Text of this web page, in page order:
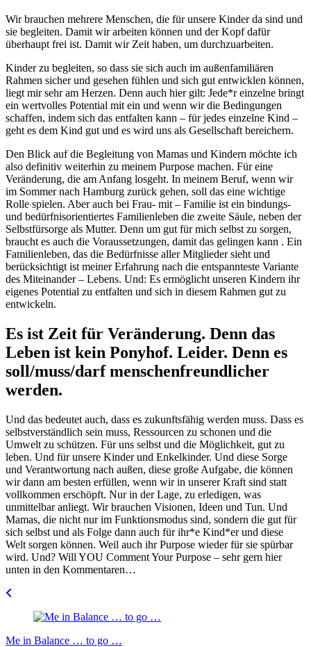
Wir brauchen mehrere Menschen, die für unsere Kinder da sind und
sie begleiten. Damit wir arbeiten können und der Kopf dafür
überhaupt frei ist. Damit wir Zeit haben, um durchzuarbeiten.
Kinder zu begleiten, so dass sie sich auch im außenfamiliären
Rahmen sicher und gesehen fühlen und sich gut entwicklen können,
liegt mir sehr am Herzen. Denn auch hier gilt: Jede*r einzelne bringt
ein wertvolles Potential mit ein und wenn wir die Bedingungen
schaffen, indem sich das entfalten kann – für jedes einzelne Kind –
geht es dem Kind gut und es wird uns als Gesellschaft bereichern.
Den Blick auf die Begleitung von Mamas und Kindern möchte ich
also definitiv weiterhin zu meinem Purpose machen. Für eine
Veränderung, die am Anfang losgeht. In meinem Beruf, wenn wir
im Sommer nach Hamburg zurück gehen, soll das eine wichtige
Rolle spielen. Aber auch bei Frau- mit – Familie ist ein bindungs-
und bedürfnisorientiertes Familienleben die zweite Säule, neben der
Selbstfürsorge als Mutter. Denn um gut für mich selbst zu sorgen,
braucht es auch die Voraussetzungen, damit das gelingen kann . Ein
Familienleben, das die Bedürfnisse aller Mitglieder sieht und
berücksichtigt ist meiner Erfahrung nach die entspannteste Variante
des Miteinander – Lebens. Und: Es ermöglicht unseren Kindern ihr
eigenes Potential zu entfalten und sich in diesem Rahmen gut zu
entwickeln.
Es ist Zeit für Veränderung. Denn das
Leben ist kein Ponyhof. Leider. Denn es
soll/muss/darf menschenfreundlicher
werden.
Und das bedeutet auch, dass es zukunftsfähig werden muss. Dass es
selbstverständlich sein muss, Ressourcen zu schonen und die
Umwelt zu schützen. Für uns selbst und die Möglichkeit, gut zu
leben. Und für unsere Kinder und Enkelkinder. Und diese Sorge
und Verantwortung nach außen, diese große Aufgabe, die können
wir dann am besten erfüllen, wenn wir in unserer Kraft sind statt
vollkommen erschöpft. Nur in der Lage, zu erledigen, was
unmittelbar anliegt. Wir brauchen Visionen, Ideen und Tun. Und
Mamas, die nicht nur im Funktionsmodus sind, sondern die gut für
sich selbst und als Folge dann auch für ihr*e Kind*er und diese
Welt sorgen können. Weil auch ihr Purpose wieder für sie spürbar
wird. Und? Will YOU Comment Your Purpose – sehr gern hier
unten in den Kommentaren…
Beitragsnavigation
Me in Balance … to go …